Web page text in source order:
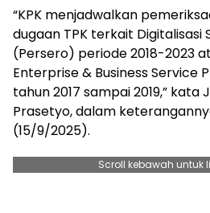
“KPK menjadwalkan
dugaan TPK terkait Digitalisasi
(Persero) periode 2018-2023
Enterprise & Business Service
tahun 2017 sampai 2019,” kata
Prasetyo, dalam
(15/9/2025).
Scroll kebawah untuk